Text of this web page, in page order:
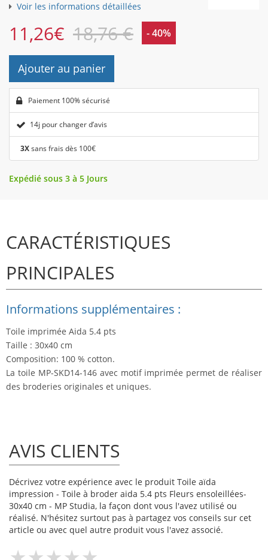
Voir les informations détaillées
11,26€ 18,76 € - 40%
Ajouter au panier
Paiement 100% sécurisé
14j pour changer d’avis
3Xsans frais dès 100€
Expédié sous 3 à 5 Jours
CARACTÉRISTIQUES
PRINCIPALES
Informations supplémentaires :
Toile imprimée Aida 5.4 pts
Taille : 30x40 cm
Composition: 100 % cotton.
La toile MP-SKD14-146 avec motif imprimée permet de réaliser
des broderies originales et uniques.
AVIS CLIENTS
Décrivez votre expérience avec le produit Toile aïda
impression - Toile à broder aida 5.4 pts Fleurs ensoleillées-
30x40 cm - MP Studia, la façon dont vous l'avez utilisé ou
réalisé. N'hésitez surtout pas à partagez vos conseils sur cet
article ou avec quel autre produit vous l'avez associé.